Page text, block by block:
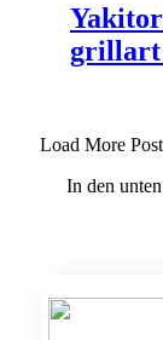
Load More
In den